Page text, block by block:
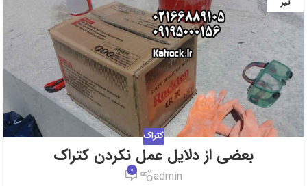
تیر
کتراک
بعضی از دلایل عمل نکردن کتراک
admin
0